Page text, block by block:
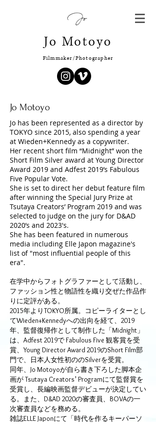
Jo Motoyo
Filmmaker/Photographer
Jo Motoyo
Jo has been represented as a director by
TOKYO since 2015, also spending a year
at Wieden+Kennedy as a copywriter.
Her recent short film “Midnight” won the
Short Film Silver award at Young Director
Award 2019 and Adfest 2019’s Fabulous
Five Popular Vote.
She is set to direct her debut feature film
after winning the Special Jury Prize at
Tsutaya Creators’ Program 2019 and was
selected to judge on the jury for D&AD
2020’s and 2023's.
She has been featured in numerous
media including Elle Japon magazine's
list of "most influential people of this
era".
在学中からフォトグラファーとして活動し、
ファッション性と物語性を織り交ぜた作品作
りに定評がある。
2015年よりTOKYO所属。コピーライターとし
てWieden+Kennedyへの出向を経て、2019
年、監督復帰作として制作した「Midnight」
は、Adfest 2019で Fabulous Five 観客賞を受
賞、Young Director Award 2019のShort Film部
門で、日本人女性初ののSilverを受賞。
同年、Jo Motoyoが自ら書き下ろした脚本企
画が Tsutaya Creators’ Programにて監督賞を
受賞し、長編映画監督デビューが決定してい
る。また、D&AD 2020の審査員、BOVAの一
次審査員などを務める。
雑誌ELLE Japonにて「時代を作るキーパーソ